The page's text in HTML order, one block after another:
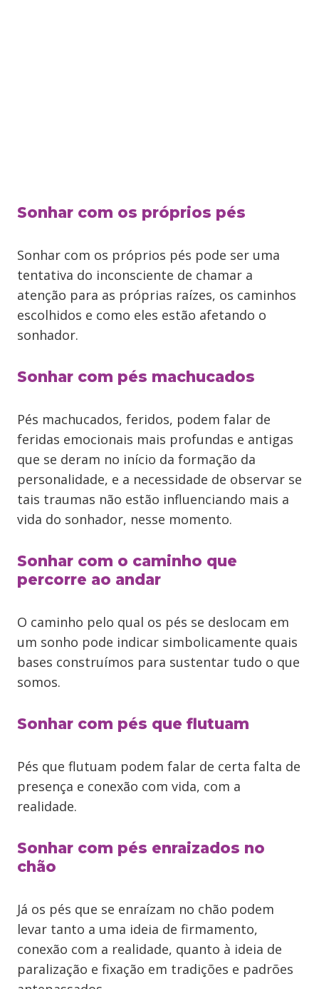
Sonhar com os próprios pés
Sonhar com os próprios pés pode ser uma
tentativa do inconsciente de chamar a
atenção para as próprias raízes, os caminhos
escolhidos e como eles estão afetando o
sonhador.
Sonhar com pés machucados
Pés machucados, feridos, podem falar de
feridas emocionais mais profundas e antigas
que se deram no início da formação da
personalidade, e a necessidade de observar se
tais traumas não estão influenciando mais a
vida do sonhador, nesse momento.
Sonhar com o caminho que
percorre ao andar
O caminho pelo qual os pés se deslocam em
um sonho pode indicar simbolicamente quais
bases construímos para sustentar tudo o que
somos.
Sonhar com pés que flutuam
Pés que flutuam podem falar de certa falta de
presença e conexão com vida, com a
realidade.
Sonhar com pés enraizados no
chão
Já os pés que se enraízam no chão podem
levar tanto a uma ideia de firmamento,
conexão com a realidade, quanto à ideia de
paralização e fixação em tradições e padrões